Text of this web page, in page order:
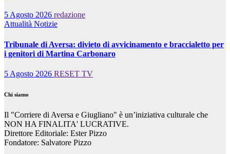
5 Agosto 2026 redazione
Attualità Notizie
Tribunale di Aversa: divieto di avvicinamento e braccialetto per
i genitori di Martina Carbonaro
5 Agosto 2026 RESET TV
Chi siamo
Il "Corriere di Aversa e Giugliano" è un’iniziativa culturale che
NON HA FINALITA' LUCRATIVE.
Direttore Editoriale: Ester Pizzo
Fondatore: Salvatore Pizzo